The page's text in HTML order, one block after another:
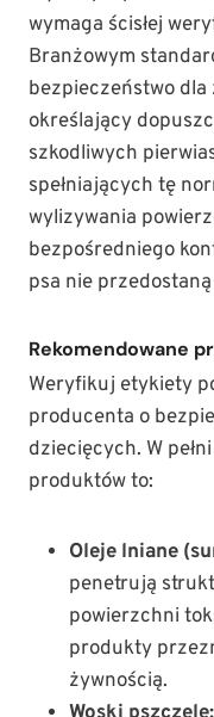
wymaga ścisłej
Branżowym
bezpieczeństwo
określający
szkodliwych
spełniających tę
wylizywania
bezpośredniego
psa nie
Rekomendowane
Weryfikuj etykiety
producenta o
dziecięcych. W
produktów to:
Oleje lniane
penetrują
powierzchni
produkty
żywnością.